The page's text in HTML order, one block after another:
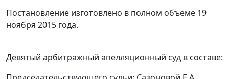
Постановление изготовлено в полном объеме 19
ноября 2015 года.
Девятый арбитражный апелляционный суд в составе: